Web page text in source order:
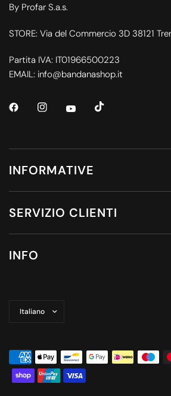
By Profar S.a.s.
STORE: Via del Commercio 3D 38121
Partita IVA: IT01966500223
EMAIL: info@bandanashop.it
INFORMATIVE
SERVIZIO CLIENTI
INFO
paese/area